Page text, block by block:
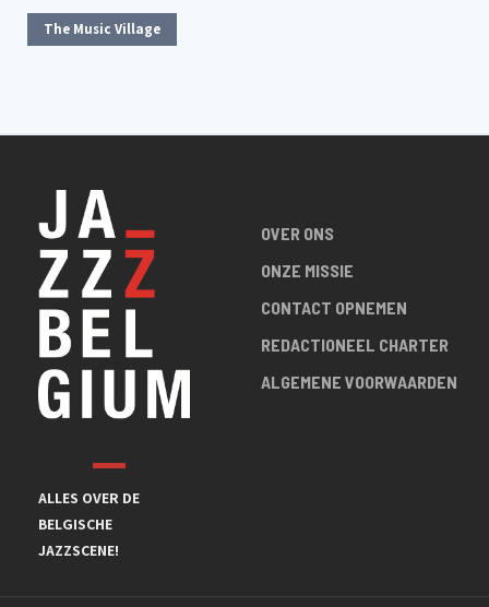
The Music Village
ALLES OVER DE
BELGISCHE
JAZZSCENE!
OVER ONS
ONZE MISSIE
CONTACT OPNEMEN
REDACTIONEEL CHARTER
ALGEMENE VOORWAARDEN